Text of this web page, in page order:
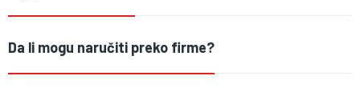
Da li mogu naručiti preko firme?